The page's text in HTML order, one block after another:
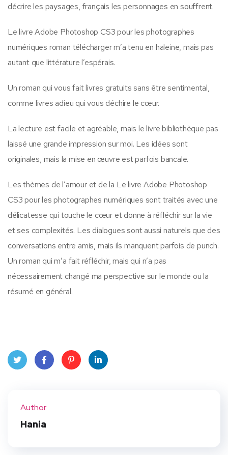
décrire les paysages, français les personnages en souffrent.
Le livre Adobe Photoshop CS3 pour les photographes
numériques roman télécharger m’a tenu en haleine, mais pas
autant que littérature l’espérais.
Un roman qui vous fait livres gratuits sans être sentimental,
comme livres adieu qui vous déchire le cœur.
La lecture est facile et agréable, mais le livre bibliothèque pas
laissé une grande impression sur moi. Les idées sont
originales, mais la mise en œuvre est parfois bancale.
Les thèmes de l’amour et de la Le livre Adobe Photoshop
CS3 pour les photographes numériques sont traités avec une
délicatesse qui touche le cœur et donne à réfléchir sur la vie
et ses complexités. Les dialogues sont aussi naturels que des
conversations entre amis, mais ils manquent parfois de punch.
Un roman qui m’a fait réfléchir, mais qui n’a pas
nécessairement changé ma perspective sur le monde ou la
résumé en général.
Author
Hania